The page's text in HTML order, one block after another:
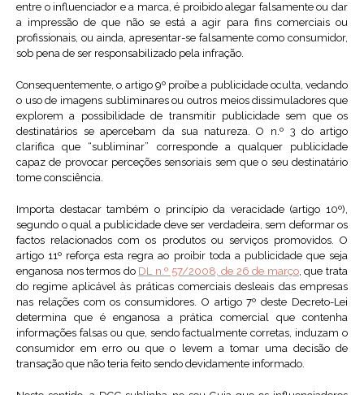
entre o influenciador e a marca, é proibido alegar falsamente ou dar
a impressão de que não se está a agir para fins comerciais ou
profissionais, ou ainda, apresentar-se falsamente como consumidor,
sob pena de ser responsabilizado pela infração.
Consequentemente, o artigo 9º proíbe a publicidade oculta, vedando
o uso de imagens subliminares ou outros meios dissimuladores que
explorem a possibilidade de transmitir publicidade sem que os
destinatários se apercebam da sua natureza. O n.º 3 do artigo
clarifica que “subliminar” corresponde a qualquer publicidade
capaz de provocar perceções sensoriais sem que o seu destinatário
tome consciência.
Importa destacar também o princípio da veracidade (artigo 10º),
segundo o qual a publicidade deve ser verdadeira, sem deformar os
factos relacionados com os produtos ou serviços promovidos. O
artigo 11º reforça esta regra ao proibir toda a publicidade que seja
enganosa nos termos do DL n.º 57/2008, de 26 de março, que trata
do regime aplicável às práticas comerciais desleais das empresas
nas relações com os consumidores. O artigo 7º deste Decreto-Lei
determina que é enganosa a prática comercial que contenha
informações falsas ou que, sendo factualmente corretas, induzam o
consumidor em erro ou que o levem a tomar uma decisão de
transação que não teria feito sendo devidamente informado.